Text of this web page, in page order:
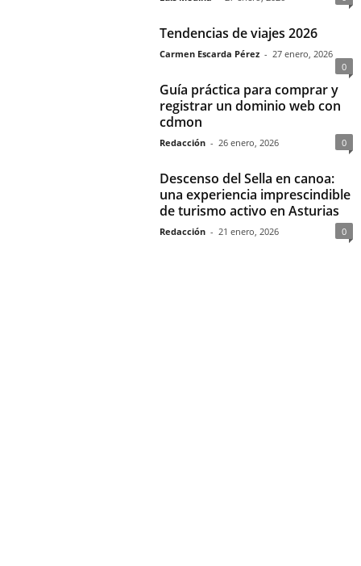
Tendencias de viajes 2026
Carmen Escarda Pérez - 27 enero, 2026
0
Guía práctica para comprar y
registrar un dominio web con
cdmon
Redacción - 26 enero, 2026 0
Descenso del Sella en canoa:
una experiencia imprescindible
de turismo activo en Asturias
Redacción - 21 enero, 2026 0